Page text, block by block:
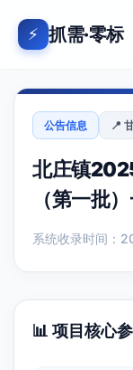
⚡ 抓需·零标
公告信息 📍
北庄镇
（第一批
系统收录时间：
📊 项目核心